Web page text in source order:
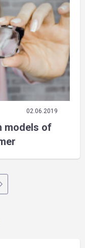
02.06.2019
models of